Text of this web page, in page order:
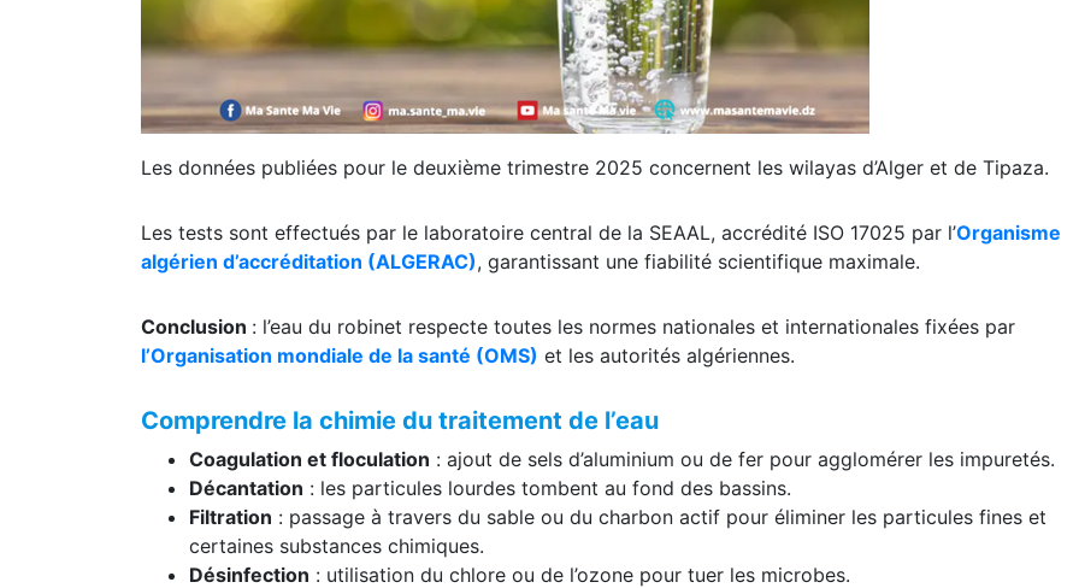
Les données publiées pour le deuxième trimestre 2025 concernent les wilayas d’Alger et de Tipaza.
Les tests sont effectués par le laboratoire central de la SEAAL, accrédité ISO 17025 par l’Organisme
algérien d’accréditation (ALGERAC), garantissant une fiabilité scientifique maximale.
Conclusion : l’eau du robinet respecte toutes les normes nationales et internationales fixées par
l’Organisation mondiale de la santé (OMS) et les autorités algériennes.
Comprendre la chimie du traitement de l’eau
Coagulation et floculation : ajout de sels d’aluminium ou de fer pour agglomérer les impuretés.
Décantation : les particules lourdes tombent au fond des bassins.
Filtration : passage à travers du sable ou du charbon actif pour éliminer les particules fines et
certaines substances chimiques.
Désinfection : utilisation du chlore ou de l’ozone pour tuer les microbes.